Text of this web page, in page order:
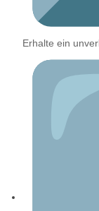
Erhalte ein